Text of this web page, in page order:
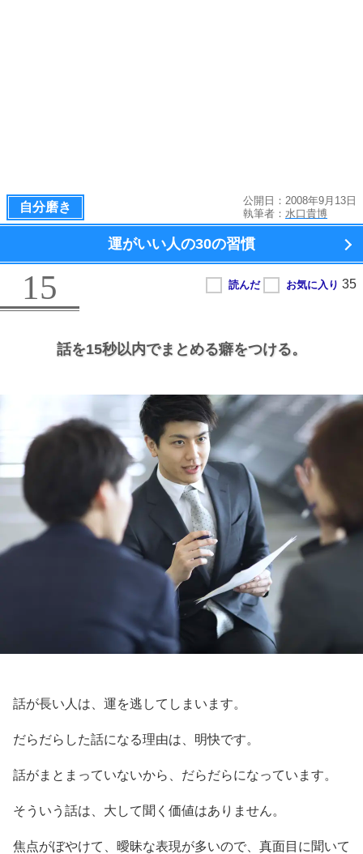
自分磨き
公開日：2008年9月13日
執筆者： 水口貴博
運がいい人の30の習慣
15
話を15秒以内でまとめる癖をつける。
話が長い人は、運を逃してしまいます。
だらだらした話になる理由は、明快です。
話がまとまっていないから、だらだらになっています。
そういう話は、大して聞く価値はありません。
焦点がぼやけて、曖昧な表現が多いので、真面目に聞いて